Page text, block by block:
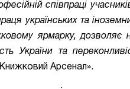
співпраці
українських та
ярмарку,
України та
Арсенал».